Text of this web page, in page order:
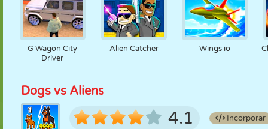
G Wagon City
Driver
Alien Catcher Wings io
Dogs vs Aliens
4.1 Incorporar